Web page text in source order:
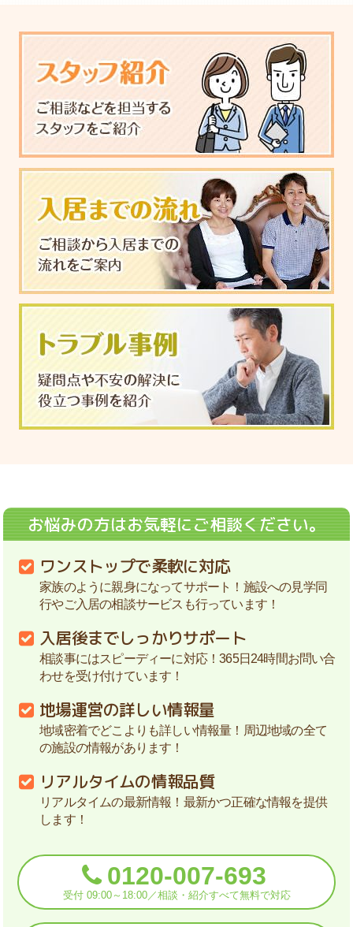
お悩みの方はお気軽にご相談ください。
ワンストップで柔軟に対応
家族のように親身になってサポート！施設への見学同
行やご入居の相談サービスも行っています！
入居後までしっかりサポート
相談事にはスピーディーに対応！365日24時間お問い合
わせを受け付けています！
地場運営の詳しい情報量
地域密着でどこよりも詳しい情報量！周辺地域の全て
の施設の情報があります！
リアルタイムの情報品質
リアルタイムの最新情報！最新かつ正確な情報を提供
します！
0120-007-693
受付 09:00～18:00／相談・紹介すべて無料で対応